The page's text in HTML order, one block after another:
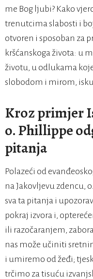
me Bog ljubi? Kako
trenutcima slabosti i
otvoren i sposoban za
kršćanskoga života: u
životu, u odlukama
slobodom i mirom,
Kroz primjer
o. Phillippe
pitanja
Polazeći od
na Jakovljevu zdencu,
sva ta pitanja i
pokraj izvora i,
ili razočaranjem,
nas može učiniti
i umiremo od žeđi;
trčimo za tisuću